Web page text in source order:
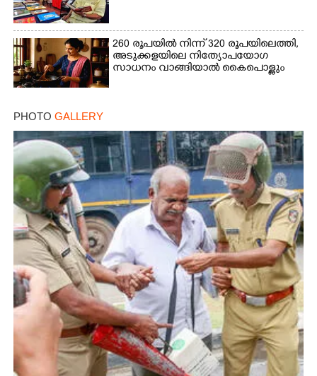
260 രൂപയിൽ നിന്ന് 320 രൂപയിലെത്തി,
അടുക്കളയിലെ നിത്യോപയോഗ
സാധനം വാങ്ങിയാൽ കൈപൊള്ളും
PHOTO GALLERY